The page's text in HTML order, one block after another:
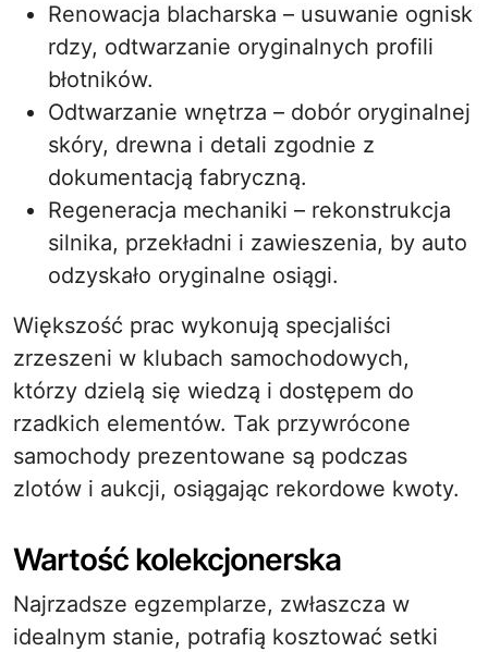
Renowacja blacharska – usuwanie ognisk
rdzy, odtwarzanie oryginalnych profili
błotników.
Odtwarzanie wnętrza – dobór oryginalnej
skóry, drewna i detali zgodnie z
dokumentacją fabryczną.
Regeneracja mechaniki – rekonstrukcja
silnika, przekładni i zawieszenia, by auto
odzyskało oryginalne osiągi.
Większość prac wykonują specjaliści
zrzeszeni w klubach samochodowych,
którzy dzielą się wiedzą i dostępem do
rzadkich elementów. Tak przywrócone
samochody prezentowane są podczas
zlotów i aukcji, osiągając rekordowe kwoty.
Wartość kolekcjonerska
Najrzadsze egzemplarze, zwłaszcza w
idealnym stanie, potrafią kosztować setki